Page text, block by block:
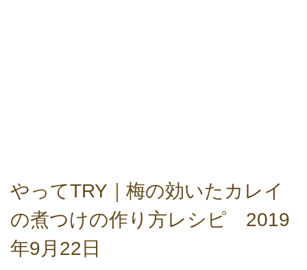
やってTRY｜梅の効いたカレイ
の煮つけの作り方レシピ 2019
年9月22日